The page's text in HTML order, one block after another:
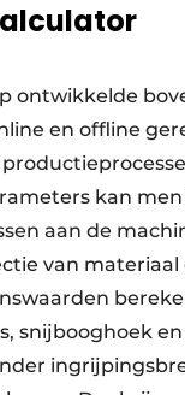
ontwikkelde
en offline
kan
aan de
van
snijbooghoek